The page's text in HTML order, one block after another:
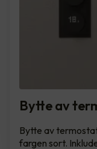
Bytte av
Bytte av
fargen sort.